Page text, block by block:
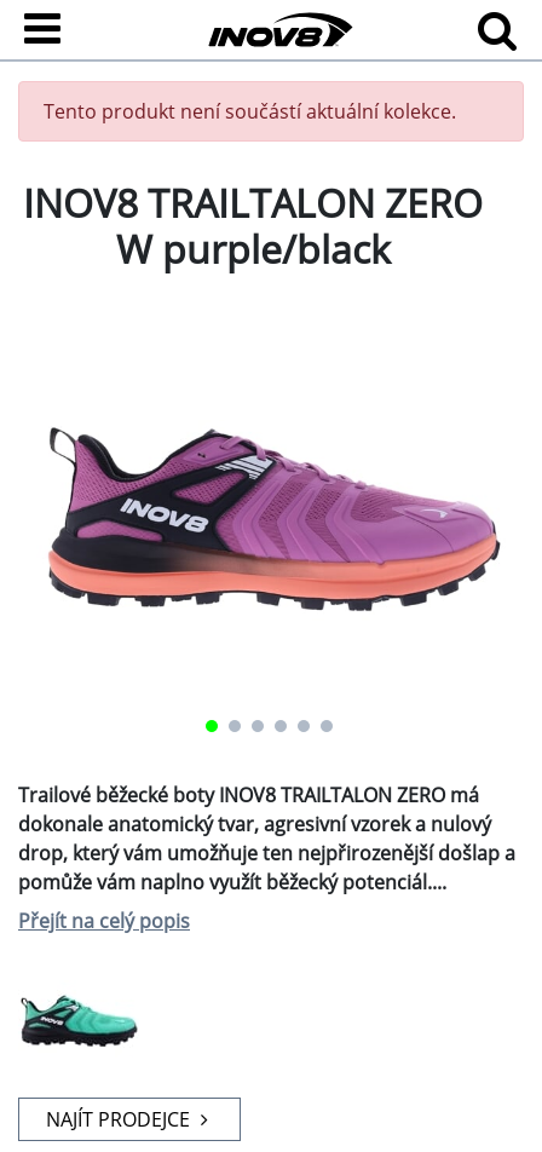
Tento produkt není součástí aktuální kolekce.
INOV8 TRAILTALON ZERO
W purple/black
Přejít na celý popis
Doporučená maloobchodní cena
POPIS ZEPTEJTE SE NÁS
Trailové běžecké boty INOV8 TRAILTALON ZERO má
dokonale anatomický tvar, agresivní vzorek a
běžecký potenciál. Když přijde bahnité období,
vytáhnete z botníku právě tyhle!
dusíkovým pohonem vyniká svou energetickou
návratností, měkkostí a nepřidává botě zbytečné